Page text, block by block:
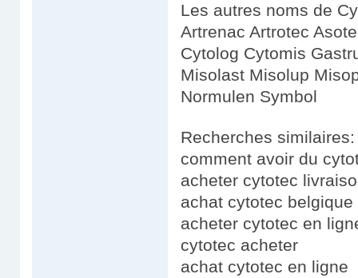
Les autres noms de
Artrenac Artrotec
Cytolog Cytomis
Misolast Misolup
Normulen Symbol
Recherches similaires:
comment avoir du
acheter cytotec
achat cytotec belgique
acheter cytotec en
cytotec acheter
achat cytotec en ligne